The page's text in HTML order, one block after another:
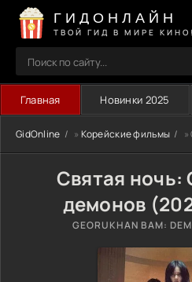
ГИДОНЛАЙН
ТВОЙ ГИД В МИРЕ КИНО!
Главная Новинки 2025
GidOnline » Корейские фильмы »
Святая ночь:
демонов
GEORUKHAN BAM: